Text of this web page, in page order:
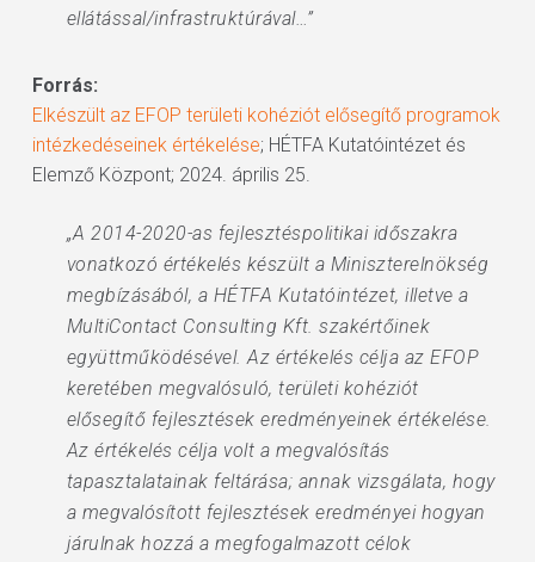
ellátással/infrastruktúrával…”
Forrás:
Elkészült az EFOP területi kohéziót elősegítő programok
intézkedéseinek értékelése; HÉTFA Kutatóintézet és
Elemző Központ; 2024. április 25.
„A 2014-2020-as fejlesztéspolitikai időszakra
vonatkozó értékelés készült a Miniszterelnökség
megbízásából, a HÉTFA Kutatóintézet, illetve a
MultiContact Consulting Kft. szakértőinek
együttműködésével. Az értékelés célja az EFOP
keretében megvalósuló, területi kohéziót
elősegítő fejlesztések eredményeinek értékelése.
Az értékelés célja volt a megvalósítás
tapasztalatainak feltárása; annak vizsgálata, hogy
a megvalósított fejlesztések eredményei hogyan
járulnak hozzá a megfogalmazott célok